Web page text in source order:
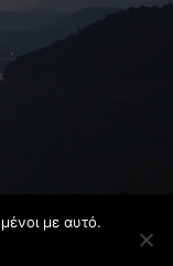
με αυτό.